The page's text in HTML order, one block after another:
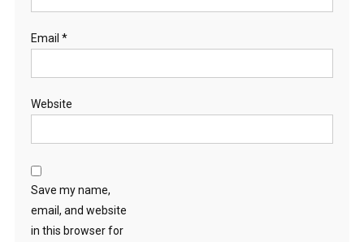
Email *
Website
Save my name,
email, and website
in this browser for